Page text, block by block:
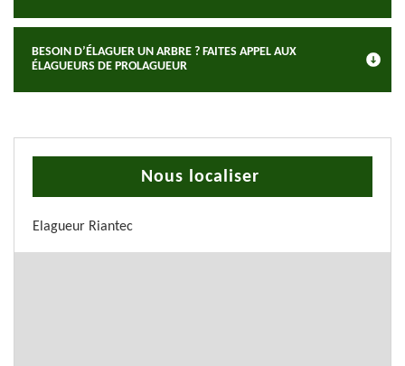
BESOIN D’ÉLAGUER UN ARBRE ? FAITES APPEL AUX
ÉLAGUEURS DE PROLAGUEUR
Nous localiser
Elagueur Riantec